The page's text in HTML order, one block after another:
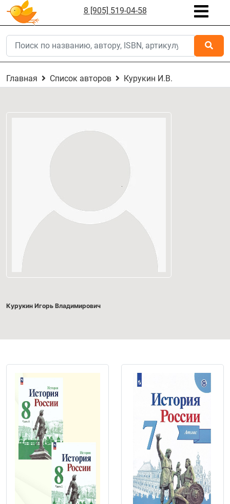
8 [905] 519-04-58
Главная Список авторов Курукин И.В.
Курукин Игорь Владимирович